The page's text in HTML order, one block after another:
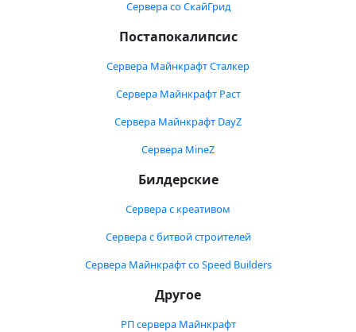
Сервера со СкайГрид
Постапокалипсис
Сервера Майнкрафт Сталкер
Сервера Майнкрафт Раст
Сервера Майнкрафт DayZ
Сервера MineZ
Билдерские
Сервера с креативом
Сервера с битвой строителей
Сервера Майнкрафт со Speed Builders
Другое
РП сервера Майнкрафт